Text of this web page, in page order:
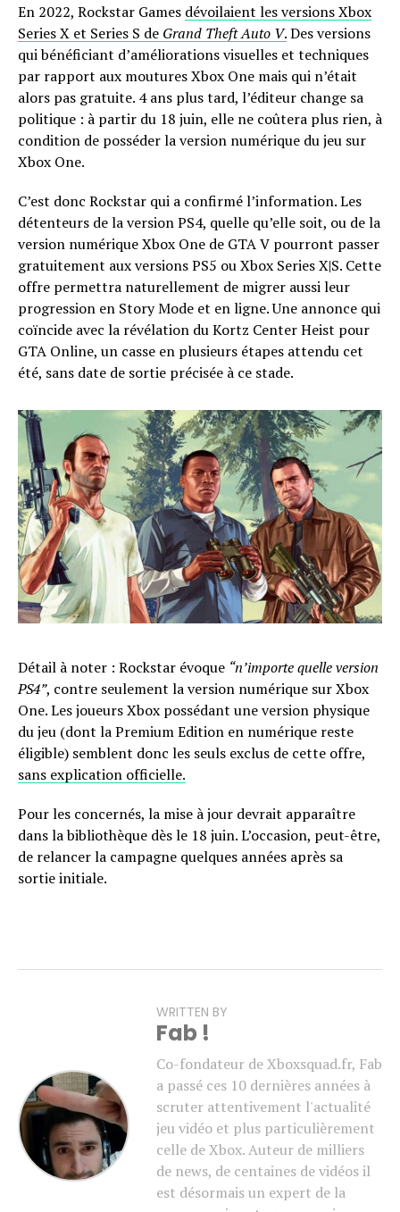
En 2022, Rockstar Games dévoilaient les versions Xbox
Series X et Series S de Grand Theft Auto V.Des versions
qui bénéficiant d’améliorations visuelles et techniques
par rapport aux moutures Xbox One mais qui n’était
alors pas gratuite. 4 ans plus tard, l’éditeur change sa
politique : à partir du 18 juin, elle ne coûtera plus rien, à
condition de posséder la version numérique du jeu sur
Xbox One.
C’est donc Rockstar qui a confirmé l’information. Les
détenteurs de la version PS4, quelle qu’elle soit, ou de la
version numérique Xbox One de GTA V pourront passer
gratuitement aux versions PS5 ou Xbox Series X|S. Cette
offre permettra naturellement de migrer aussi leur
progression en Story Mode et en ligne. Une annonce qui
coïncide avec la révélation du Kortz Center Heist pour
GTA Online, un casse en plusieurs étapes attendu cet
été, sans date de sortie précisée à ce stade.
Détail à noter : Rockstar évoque “n’importe quelle version
PS4”, contre seulement la version numérique sur Xbox
One. Les joueurs Xbox possédant une version physique
du jeu (dont la Premium Edition en numérique reste
éligible) semblent donc les seuls exclus de cette offre,
sans explication officielle.
Pour les concernés, la mise à jour devrait apparaître
dans la bibliothèque dès le 18 juin. L’occasion, peut-être,
de relancer la campagne quelques années après sa
sortie initiale.
WRITTEN BY
Fab !
Co-fondateur de Xboxsquad.fr, Fab
a passé ces 10 dernières années à
scruter attentivement l'actualité
jeu vidéo et plus particulièrement
celle de Xbox. Auteur de milliers
de news, de centaines de vidéos il
est désormais un expert de la